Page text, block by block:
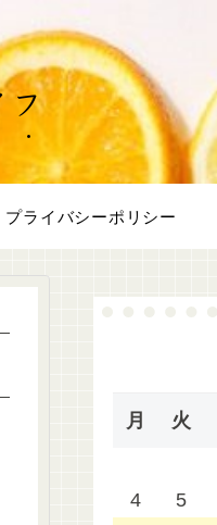
フ
プライバシーポリシー
月 火
4
5